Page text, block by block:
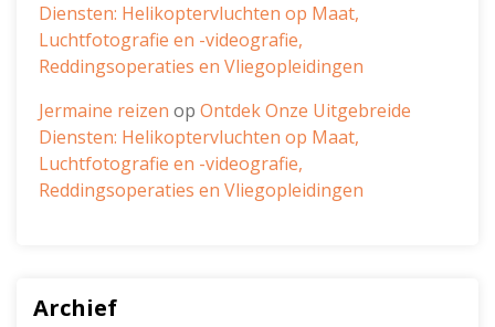
Diensten: Helikoptervluchten op Maat,
Luchtfotografie en -videografie,
Reddingsoperaties en Vliegopleidingen
Jermaine reizen op Ontdek Onze Uitgebreide
Diensten: Helikoptervluchten op Maat,
Luchtfotografie en -videografie,
Reddingsoperaties en Vliegopleidingen
Archief